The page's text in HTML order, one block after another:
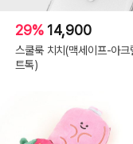
29% 14,900
스쿨룩 치치(맥세이프-아크
트톡)